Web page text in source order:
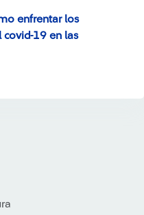
enfrentar los
19 en las